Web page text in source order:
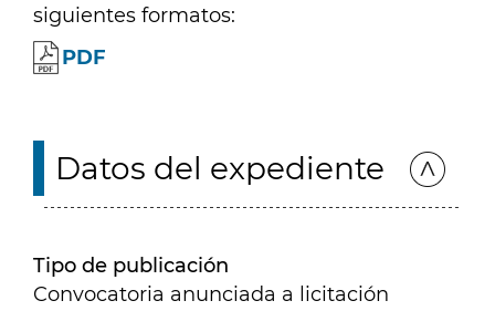
siguientes formatos:
PDF
Datos del expediente
Tipo de publicación
Convocatoria anunciada a licitación